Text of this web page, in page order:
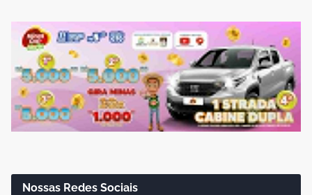
Nossas Redes Sociais